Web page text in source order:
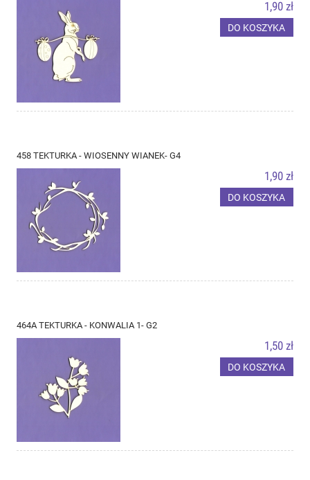
1,90 zł
DO KOSZYKA
458 TEKTURKA - WIOSENNY WIANEK- G4
1,90 zł
DO KOSZYKA
464A TEKTURKA - KONWALIA 1- G2
1,50 zł
DO KOSZYKA